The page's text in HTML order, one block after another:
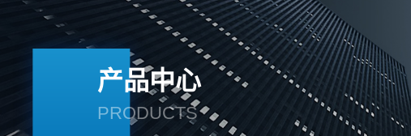
产品中心
PRODUCTS